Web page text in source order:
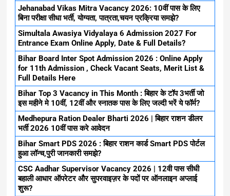
Jehanabad Vikas Mitra Vacancy 2026: 10वीं पास के लिए
बिना परीक्षा सीधा भर्ती, योग्यता, पात्रता,चयन प्रक्रिया समझे?
Simultala Awasiya Vidyalaya 6 Admission 2027 For
Entrance Exam Online Apply, Date & Full Details?
Bihar Board Inter Spot Admission 2026 : Online Apply
for 11th Admission , Check Vacant Seats, Merit List &
Full Details Here
Bihar Top 3 Vacancy in This Month : बिहार के टॉप 3भर्ती जो
इस महीने मे 10वीं, 12वीं और स्नातक पास के लिए जल्दी भरें ये फॉर्म?
Medhepura Ration Dealer Bharti 2026 | बिहार राशन डीलर
भर्ती 2026 10वीं पास करे आवेदन
Bihar Smart PDS 2026 : बिहार राशन कार्ड Smart PDS पोर्टल
हुआ लॉन्च,पुरी जानकारी समझे?
CSC Aadhar Supervisor Vacancy 2026 | 12वी पास सीधी
बहाली आधार ऑपरेटर और सुपरवाइज़र के पदों पर ऑनलाइन अप्लाई
शुरू?